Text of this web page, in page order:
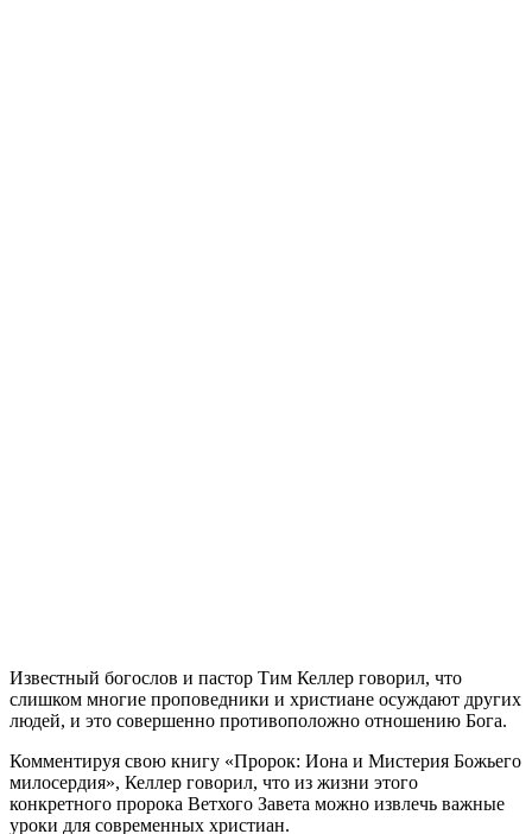
Известный богослов и пастор Тим Келлер говорил, что
слишком многие проповедники и христиане осуждают других
людей, и это совершенно противоположно отношению Бога.
Комментируя свою книгу «Пророк: Иона и Мистерия Божьего
милосердия», Келлер говорил, что из жизни этого
конкретного пророка Ветхого Завета можно извлечь важные
уроки для современных христиан.